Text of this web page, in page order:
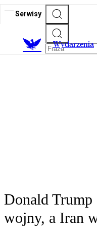
Serwisy
Wydarzenia
Donald
wojny, a Iran